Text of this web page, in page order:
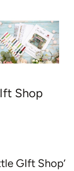
Shop
GIft Shop’